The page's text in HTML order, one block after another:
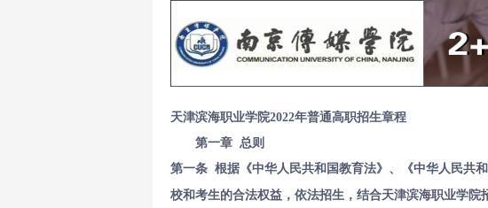
天津滨海职业学院2022年普通高职招生章程
第一章 总则
第一条 根据《中华人民共和国教育法》、《中华人民共
校和考生的合法权益，依法招生，结合天津滨海职业学院